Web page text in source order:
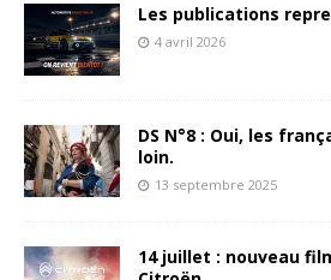
Les publications
4 avril 2026
DS N°8 : Oui, les
loin.
13 septembre 2025
14 juillet : nouveau